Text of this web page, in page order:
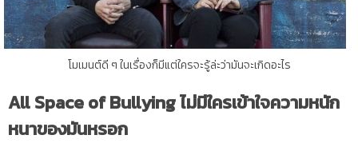
โมเมนต์ดี ๆ ในเรื่องก็มีแต่ใครจะรู้ล่ะว่ามันจะเกิดอะไร
All Space of Bullying ไม่มีใครเข้าใจความหนัก
หนาของมันหรอก